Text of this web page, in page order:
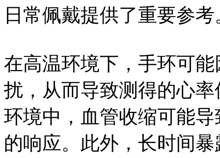
日常佩戴提供了重要参考
在高温环境下，手环可
扰，从而导致测得的心
环境中，血管收缩可能
的响应。此外，长时间